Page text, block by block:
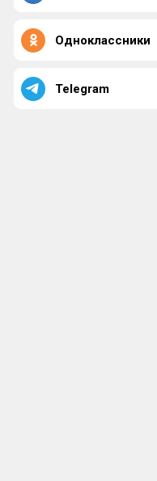
Одноклассники
Telegram